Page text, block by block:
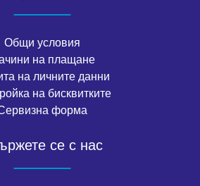
Общи условия
на плащане
на личните данни
на бисквитките
форма
се с нас